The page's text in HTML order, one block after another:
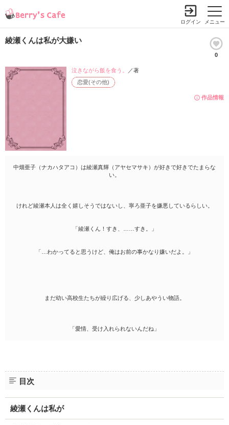
メニュー
ログイン
綾瀬くんは私が大嫌い
0
作品情報
恋愛(その他)
泣きながら飯を食う。 ／著
中畑亜子（ナカハタアコ）は綾瀬真輝（アヤセマサキ）が好きで好きでたまらな
い。
けれど綾瀬本人は全く嬉しそうではないし、寧ろ亜子を嫌悪しているらしい。
「綾瀬くん！すき、……すき。」
「…わかってると思うけど、俺はお前の事かなり嫌いだよ。」
まだ幼い高校生たちが繰り広げる、少しあやうい物語。
「愛情、受け入れられないんだね」
目次
綾瀬くんは私が